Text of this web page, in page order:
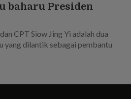
baharu Presiden
CPT Siow Jing Yi adalah dua
yang dilantik sebagai pembantu